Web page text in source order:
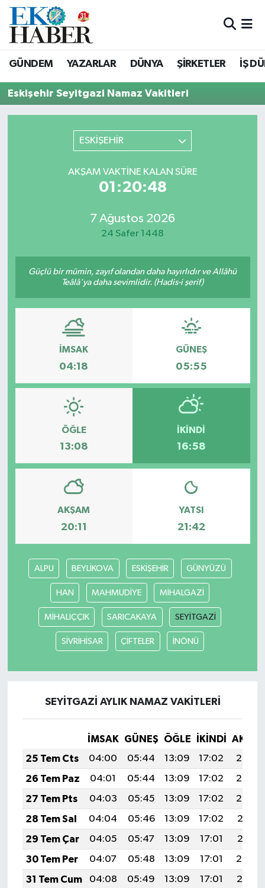
GÜNDEM YAZARLAR DÜNYA ŞİRKETLER İŞ
Eskişehir Seyitgazi Namaz Vakitleri
ESKİŞEHİR
AKŞAM VAKTINE KALAN SÜRE
01:20:48
7 Ağustos 2026
24 Safer 1448
Güçlü bir mümin, zayıf olandan daha hayırlıdır ve Allâhü
Teâlâ'ya daha sevimlidir. (Hadis-i şerif)
İMSAK
04:18
GÜNEŞ
05:55
ÖĞLE
13:08
İKINDI
16:58
AKŞAM
20:11
YATSI
21:42
ALPU BEYLİKOVA ESKİŞEHİR GÜNYÜZÜ
HAN MAHMUDİYE MİHALGAZİ
MİHALIÇÇIK SARICAKAYA SEYİTGAZİ
SİVRİHİSAR ÇİFTELER İNÖNÜ
SEYİTGAZİ AYLIK NAMAZ VAKITLERI
İMSAK GÜNEŞ ÖĞLE İKINDI
25 Tem Cts
04:00 05:44 13:09 17:02
20:24
26 Tem Paz
04:01 05:44 13:09 17:02
20:23
27 Tem Pts
04:03 05:45 13:09 17:02
20:22
28 Tem Sal
04:04 05:46 13:09 17:02
20:21
29 Tem Çar
04:05 05:47 13:09 17:01
20:21
30 Tem Per
04:07 05:48 13:09 17:01
20:20
31 Tem Cum
04:08 05:49 13:09 17:01
20:19
Hava Durumu
Süper Lig Puan Durumu ve Fikstür
Tüm Manşetler
Son Dakika Haberleri